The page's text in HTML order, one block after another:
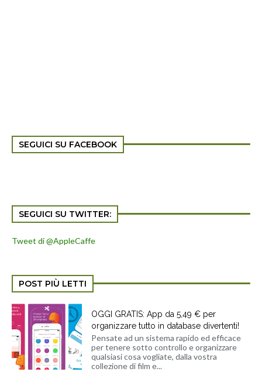
SEGUICI SU FACEBOOK
SEGUICI SU TWITTER:
Tweet di @AppleCaffe
POST PIÙ LETTI
OGGI GRATIS: App da 5,49 € per
organizzare tutto in database divertenti!
Pensate ad un sistema rapido ed efficace
per tenere sotto controllo e organizzare
qualsiasi cosa vogliate, dalla vostra
collezione di film e...